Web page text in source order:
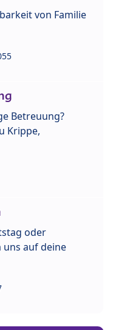
von Familie
Betreuung?
Krippe,
oder
auf deine